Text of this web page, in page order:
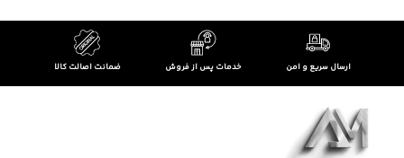
ارسال سریع و امن خدمات پس از فروش ضمانت اصالت کالا